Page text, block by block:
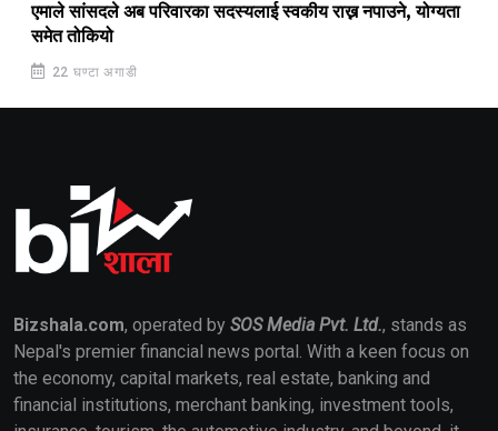
एमाले सांसदले अब परिवारका सदस्यलाई स्वकीय राख्न नपाउने, योग्यता
समेत तोकियो
22 घण्टा अगाडी
Bizshala.com, operated by SOS Media Pvt. Ltd., stands as
Nepal's premier financial news portal. With a keen focus on
the economy, capital markets, real estate, banking and
financial institutions, merchant banking, investment tools,